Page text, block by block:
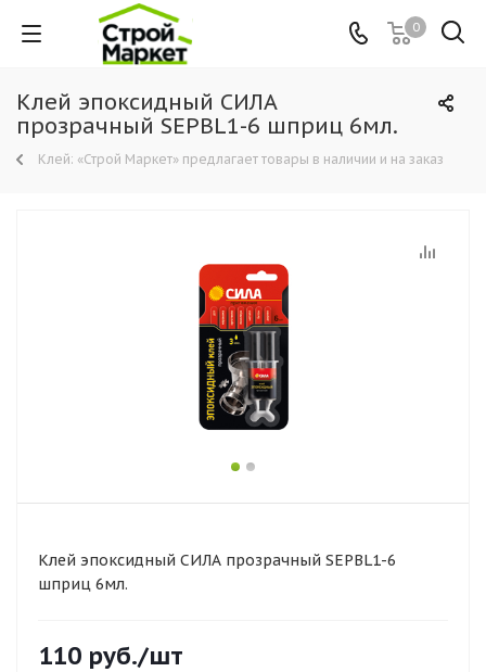
0
Клей эпоксидный СИЛА
прозрачный SEPBL1-6 шприц 6мл.
Клей: «Строй Маркет» предлагает товары в наличии и на заказ
Клей эпоксидный СИЛА прозрачный SEPBL1-6
шприц 6мл.
110 руб./шт